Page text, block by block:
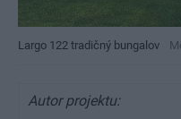
Largo 122 tradičný bungalov
Autor projektu: